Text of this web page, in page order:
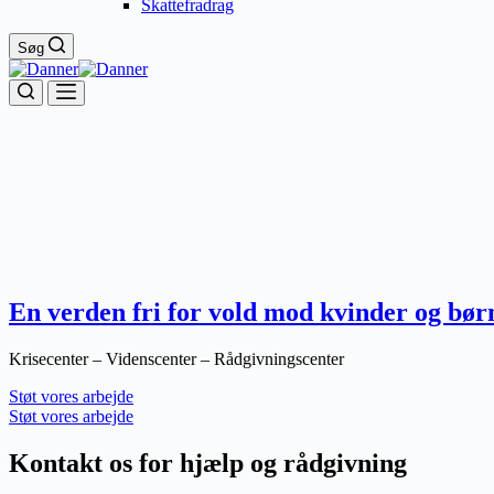
Skattefradrag
Søg
En verden fri for vold mod kvinder og
Krisecenter – Videnscenter – Rådgivningscenter
Støt vores arbejde
Støt vores arbejde
Kontakt os for hjælp og rådgivning